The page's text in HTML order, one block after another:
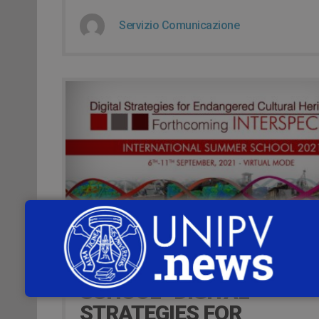
Servizio Comunicazione
20 Settembre 2021
DAL 6 ALL’11
INTERNATIONAL
SCHOOL “DIGITAL
STRATEGIES FOR